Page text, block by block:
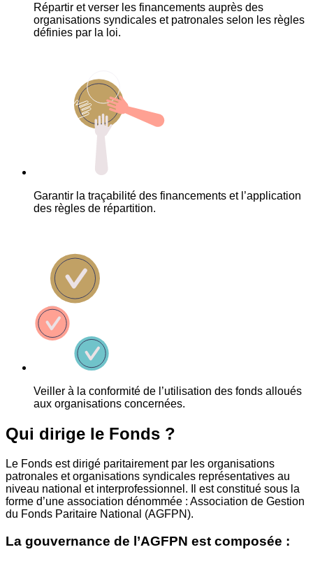
Répartir et verser les financements auprès des
organisations syndicales et patronales selon les règles
définies par la loi.
Garantir la traçabilité des financements et l’application
des règles de répartition.
Veiller à la conformité de l’utilisation des fonds alloués
aux organisations concernées.
Qui dirige le Fonds ?
Le Fonds est dirigé paritairement par les organisations
patronales et organisations syndicales représentatives au
niveau national et interprofessionnel. Il est constitué sous la
forme d’une association dénommée : Association de Gestion
du Fonds Paritaire National (AGFPN).
La gouvernance de l’AGFPN est composée :